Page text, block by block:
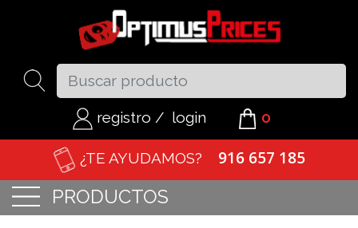
registro / login 0
PRODUCTOS
¿TE AYUDAMOS? 916 657 185